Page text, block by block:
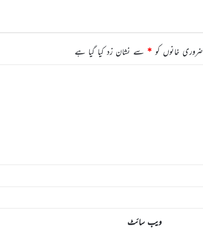
ضروری خانوں کو * سے نشان زد کیا گیا ہے
ویب‌ سائٹ